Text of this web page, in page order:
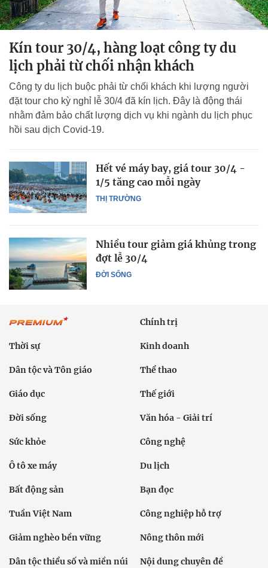
Kín tour 30/4, hàng loạt công ty du
lịch phải từ chối nhận khách
Công ty du lịch buộc phải từ chối khách khi lượng người
đặt tour cho kỳ nghỉ lễ 30/4 đã kín lịch. Đây là động thái
nhằm đảm bảo chất lượng dịch vụ khi ngành du lịch phục
hồi sau dịch Covid-19.
THỊ TRƯỜNG
Hết vé máy bay, giá tour 30/4 -
1/5 tăng cao mỗi ngày
ĐỜI SỐNG
Nhiều tour giảm giá khủng trong
đợt lễ 30/4
Chính trị
Thời sự Kinh doanh
Dân tộc và Tôn giáo Thể thao
Giáo dục Thế giới
Đời sống Văn hóa - Giải trí
Sức khỏe Công nghệ
Ô tô xe máy Du lịch
Bất động sản Bạn đọc
Tuần Việt Nam Công nghiệp hỗ trợ
Giảm nghèo bền vững Nông thôn mới
Dân tộc thiểu số và miền núi Nội dung chuyên đề